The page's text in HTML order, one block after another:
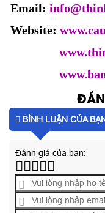
Email:
Website:
BÌNH LUẬN CỦA
Đánh giá của bạn: